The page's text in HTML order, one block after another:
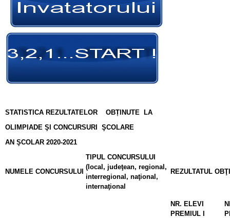
STATISTICA REZULTATELOR OBȚINUTE LA
OLIMPIADE ŞI CONCURSURI ŞCOLARE
AN ŞCOLAR 2020-2021
NUMELE CONCURSULUI
TIPUL CONCURSULUI
(local, judeţean, regional,
interregional, naţional,
internaţional
REZULTATUL
NR. ELEVI
PREMIUL I